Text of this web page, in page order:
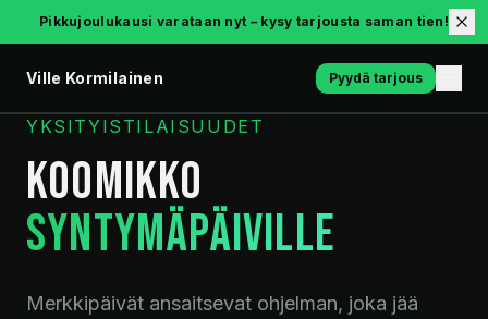
Pikkujoulukausi varataan nyt – kysy tarjousta saman tien!
Ville Kormilainen Pyydä tarjous
SYNTYMÄPÄIVÄT · MERKKIPÄIVÄT ·
YKSITYISTILAISUUDET
KOOMIKKO
SYNTYMÄPÄIVILLE
Merkkipäivät ansaitsevat ohjelman, joka jää